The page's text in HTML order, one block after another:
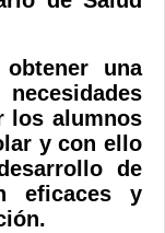
una
los alumnos
y con ello
de
eficaces y